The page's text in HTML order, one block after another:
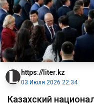
https://liter.kz
03 Июля 2026 22:34
Казахский